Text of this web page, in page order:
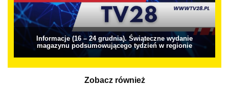
Informacje (16 – 24 grudnia). Świąteczne wydanie
magazynu podsumowującego tydzień w regionie
Zobacz również